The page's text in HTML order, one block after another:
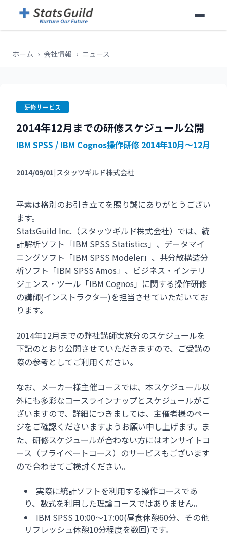
ホーム › 会社情報 › ニュース
研修サービス
2014年12月までの研修スケジュール公開
IBM SPSS / IBM Cognos操作研修 2014年10月～12月
2014/09/01|スタッツギルド株式会社
平素は格別のお引き立てを賜り誠にありがとうござい
ます。
StatsGuild Inc.（スタッツギルド株式会社）では、統
計解析ソフト「IBM SPSS Statistics」、データマイ
ニングソフト「IBM SPSS Modeler」、共分散構造分
析ソフト「IBM SPSS Amos」、ビジネス・インテリ
ジェンス・ツール「IBM Cognos」に関する操作研修
の講師(インストラクター)を担当させていただいてお
ります。
2014年12月までの弊社講師実施分のスケジュールを
下記のとおり公開させていただきますので、ご受講の
際の参考としてご利用ください。
なお、メーカー様主催コースでは、本スケジュール以
外にも多彩なコースラインナップとスケジュールがご
ざいますので、詳細につきましては、主催者様のペー
ジをご確認くださいますようお願い申し上げます。ま
た、研修スケジュールが合わない方にはオンサイトコ
ース（プライベートコース）のサービスもございます
ので合わせてご検討ください。
実際に統計ソフトを利用する操作コースであ
り、数式を利用した理論コースではありません。
IBM SPSS 10:00～17:00(昼食休憩60分、その他
リフレッシュ休憩10分程度を数回)です。